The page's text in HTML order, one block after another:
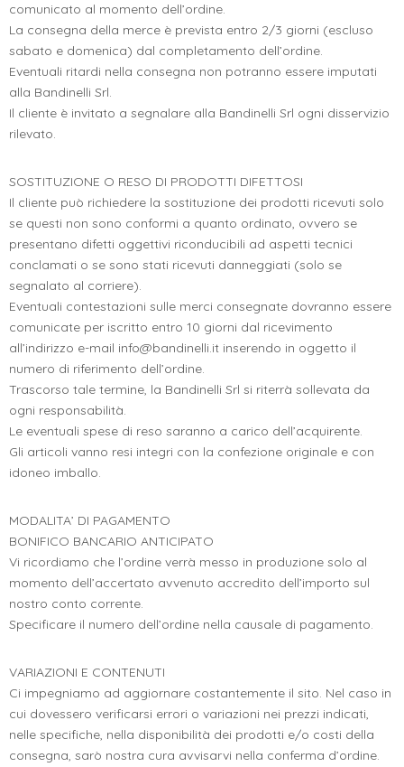
comunicato al momento dell’ordine.
La consegna della merce è prevista entro 2/3 giorni (escluso
sabato e domenica) dal completamento dell’ordine.
Eventuali ritardi nella consegna non potranno essere imputati
alla Bandinelli Srl.
Il cliente è invitato a segnalare alla Bandinelli Srl ogni disservizio
rilevato.
SOSTITUZIONE O RESO DI PRODOTTI DIFETTOSI
Il cliente può richiedere la sostituzione dei prodotti ricevuti solo
se questi non sono conformi a quanto ordinato, ovvero se
presentano difetti oggettivi riconducibili ad aspetti tecnici
conclamati o se sono stati ricevuti danneggiati (solo se
segnalato al corriere).
Eventuali contestazioni sulle merci consegnate dovranno essere
comunicate per iscritto entro 10 giorni dal ricevimento
all’indirizzo e-mail info@bandinelli.it inserendo in oggetto il
numero di riferimento dell’ordine.
Trascorso tale termine, la Bandinelli Srl si riterrà sollevata da
ogni responsabilità.
Le eventuali spese di reso saranno a carico dell’acquirente.
Gli articoli vanno resi integri con la confezione originale e con
idoneo imballo.
MODALITA’ DI PAGAMENTO
BONIFICO BANCARIO ANTICIPATO
Vi ricordiamo che l’ordine verrà messo in produzione solo al
momento dell’accertato avvenuto accredito dell’importo sul
nostro conto corrente.
Specificare il numero dell’ordine nella causale di pagamento.
VARIAZIONI E CONTENUTI
Ci impegniamo ad aggiornare costantemente il sito. Nel caso in
cui dovessero verificarsi errori o variazioni nei prezzi indicati,
nelle specifiche, nella disponibilità dei prodotti e/o costi della
consegna, sarò nostra cura avvisarvi nella conferma d’ordine.